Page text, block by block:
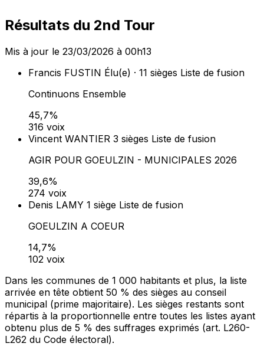
Résultats du 2nd Tour
Mis à jour le 23/03/2026 à 00h13
Francis FUSTIN Élu(e) · 11 sièges Liste de fusion
Continuons Ensemble
45,7%
316 voix
Vincent WANTIER 3 sièges Liste de fusion
AGIR POUR GOEULZIN - MUNICIPALES 2026
39,6%
274 voix
Denis LAMY 1 siège Liste de fusion
GOEULZIN A COEUR
14,7%
102 voix
Dans les communes de 1 000 habitants et plus, la liste
arrivée en tête obtient 50 % des sièges au conseil
municipal (prime majoritaire). Les sièges restants sont
répartis à la proportionnelle entre toutes les listes ayant
obtenu plus de 5 % des suffrages exprimés (art. L260-
L262 du Code électoral).